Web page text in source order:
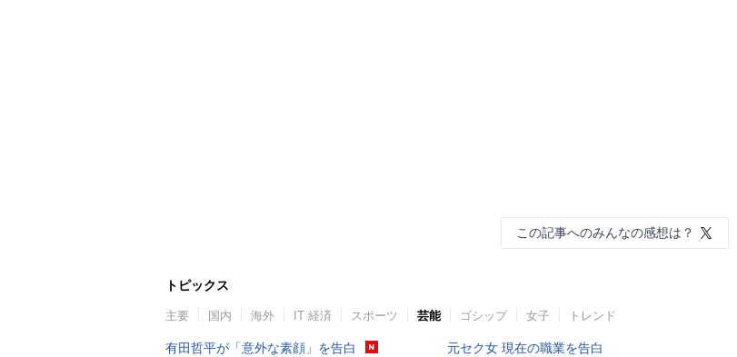
この記事へのみんなの感想は？
トピックス
主要 国内 海外 IT 経済 スポーツ 芸能 ゴシップ 女子 トレンド
有田哲平が「意外な素顔」を告白
元セク女 現在の職業を告白